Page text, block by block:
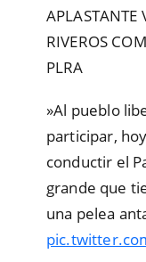
APLASTANTE
RIVEROS
PLRA ️
️»Al pueblo
participar,
conductir el
grande que
una pelea